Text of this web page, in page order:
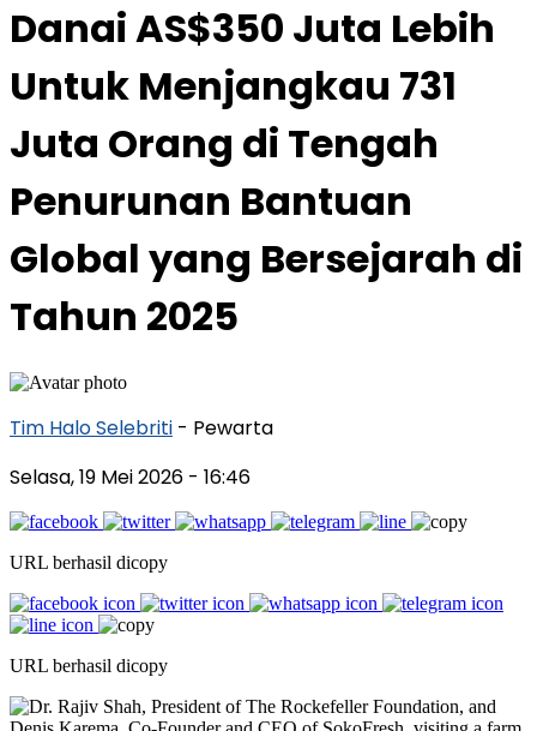
Danai AS$350 Juta Lebih
Untuk Menjangkau 731
Juta Orang di Tengah
Penurunan Bantuan
Global yang Bersejarah di
Tahun 2025
Tim Halo Selebriti - Pewarta
Selasa, 19 Mei 2026 - 16:46
URL berhasil dicopy
URL berhasil dicopy